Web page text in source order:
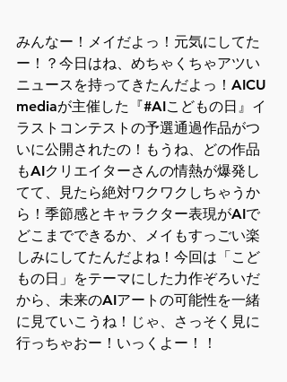
みんなー！メイだよっ！元気にしてた
ー！？今日はね、めちゃくちゃアツい
ニュースを持ってきたんだよっ！AICU
mediaが主催した『#AIこどもの日』イ
ラストコンテストの予選通過作品がつ
いに公開されたの！もうね、どの作品
もAIクリエイターさんの情熱が爆発し
てて、見たら絶対ワクワクしちゃうか
ら！季節感とキャラクター表現がAIで
どこまでできるか、メイもすっごい楽
しみにしてたんだよね！今回は「こど
もの日」をテーマにした力作ぞろいだ
から、未来のAIアートの可能性を一緒
に見ていこうね！じゃ、さっそく見に
行っちゃおー！いっくよー！！